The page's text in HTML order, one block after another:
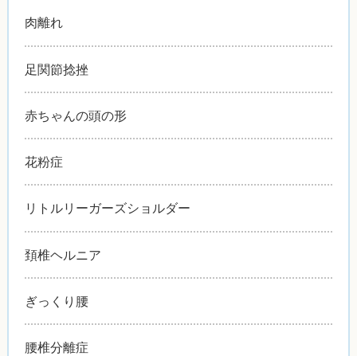
肉離れ
足関節捻挫
赤ちゃんの頭の形
花粉症
リトルリーガーズショルダー
頚椎ヘルニア
ぎっくり腰
腰椎分離症